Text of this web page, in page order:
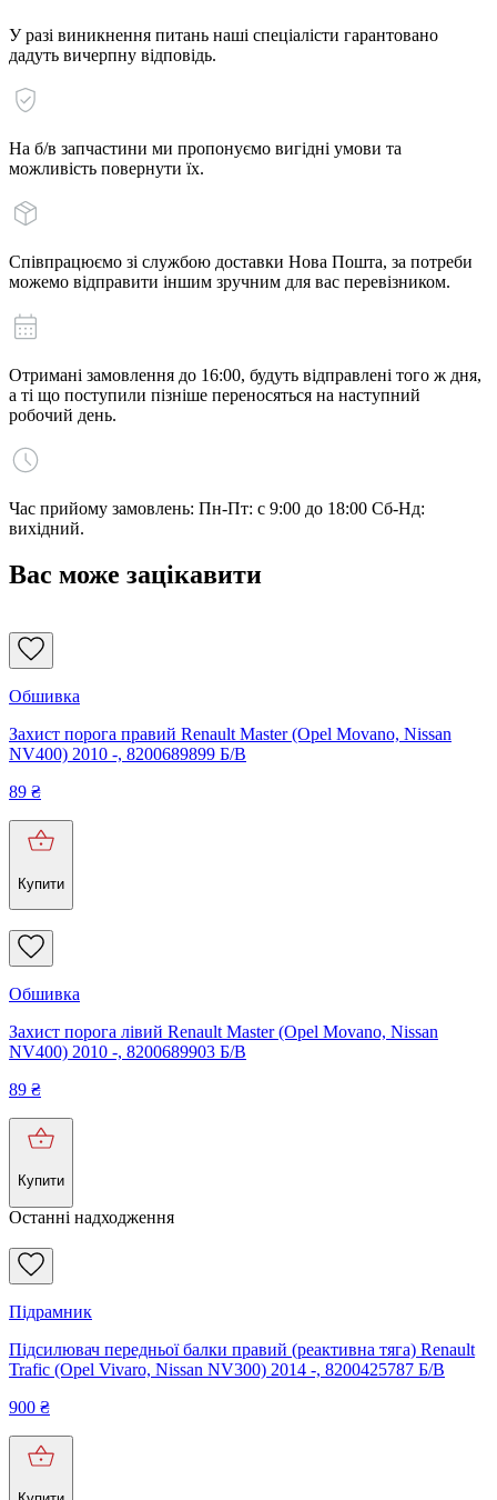
У разі виникнення питань наші спеціалісти гарантовано
дадуть вичерпну відповідь.
На б/в запчастини ми пропонуємо вигідні умови та
можливість повернути їх.
Співпрацюємо зі службою доставки Нова Пошта, за потреби
можемо відправити іншим зручним для вас перевізником.
Отримані замовлення до 16:00, будуть відправлені того ж дня,
а ті що поступили пізніше переносяться на наступний
робочий день.
Час прийому замовлень: Пн-Пт: с 9:00 до 18:00 Сб-Нд:
вихідний.
Вас може зацікавити
Обшивка
Захист порога правий Renault Master (Opel Movano, Nissan
NV400) 2010 -, 8200689899 Б/В
89 ₴
Купити
Обшивка
Захист порога лівий Renault Master (Opel Movano, Nissan
NV400) 2010 -, 8200689903 Б/В
89 ₴
Купити
Останні надходження
Підрамник
Підсилювач передньої балки правий (реактивна тяга) Renault
Trafic (Opel Vivaro, Nissan NV300) 2014 -, 8200425787 Б/В
900 ₴